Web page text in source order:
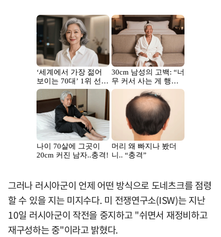
그러나 러시아군이 언제 어떤 방식으로 도네츠크를 점령
할 수 있을 지는 미지수다. 미 전쟁연구소(ISW)는 지난
10일 러시아군이 작전을 중지하고 "쉬면서 재정비하고
재구성하는 중"이라고 밝혔다.